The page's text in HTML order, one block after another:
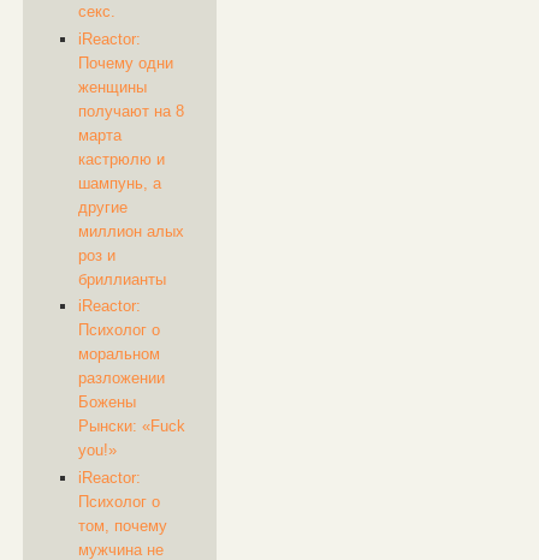
секс.
iReactor:
Почему одни
женщины
получают на 8
марта
кастрюлю и
шампунь, а
другие
миллион алых
роз и
бриллианты
iReactor:
Психолог о
моральном
разложении
Божены
Рынски: «Fuck
you!»
iReactor:
Психолог о
том, почему
мужчина не